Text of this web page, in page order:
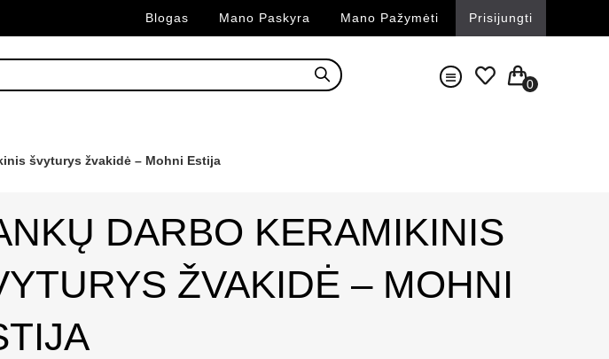
Blogas Mano Paskyra Mano Pažymėti Prisijungti
0
švyturys žvakidė – Mohni Estija
DARBO KERAMIKINIS
ŽVAKIDĖ – MOHNI